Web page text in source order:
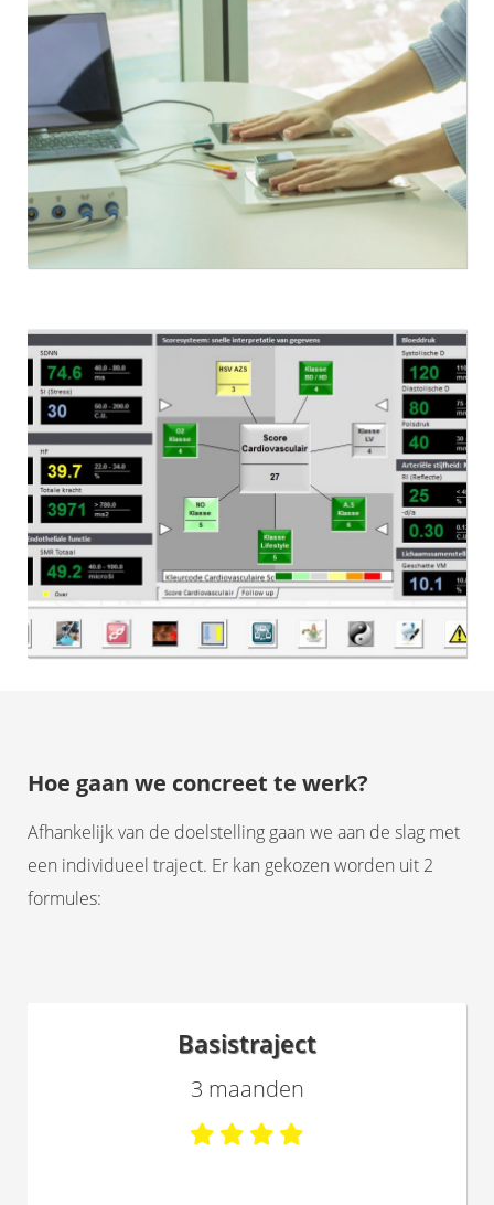
Hoe gaan we concreet te werk?
Afhankelijk van de doelstelling gaan we aan de slag met
een individueel traject. Er kan gekozen worden uit 2
formules:
Basistraject
3 maanden